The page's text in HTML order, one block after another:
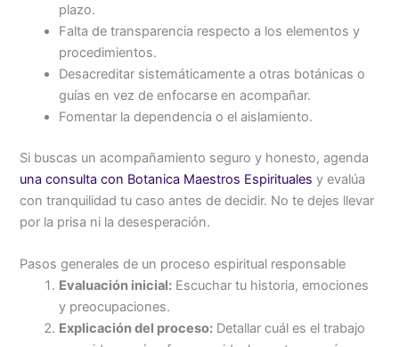
plazo.
Falta de transparencia respecto a los elementos y
procedimientos.
Desacreditar sistemáticamente a otras botánicas o
guías en vez de enfocarse en acompañar.
Fomentar la dependencia o el aislamiento.
Si buscas un acompañamiento seguro y honesto, agenda
una consulta con Botanica Maestros Espirituales y evalúa
con tranquilidad tu caso antes de decidir. No te dejes llevar
por la prisa ni la desesperación.
Pasos generales de un proceso espiritual responsable
Evaluación inicial: Escuchar tu historia, emociones
y preocupaciones.
Explicación del proceso: Detallar cuál es el trabajo